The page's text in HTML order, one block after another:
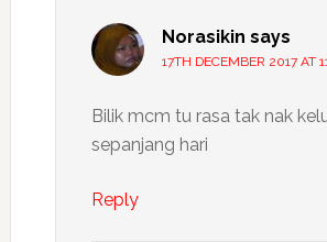
Norasikin says
17TH DECEMBER 2017 AT
Bilik mcm tu rasa tak nak
sepanjang hari
Reply